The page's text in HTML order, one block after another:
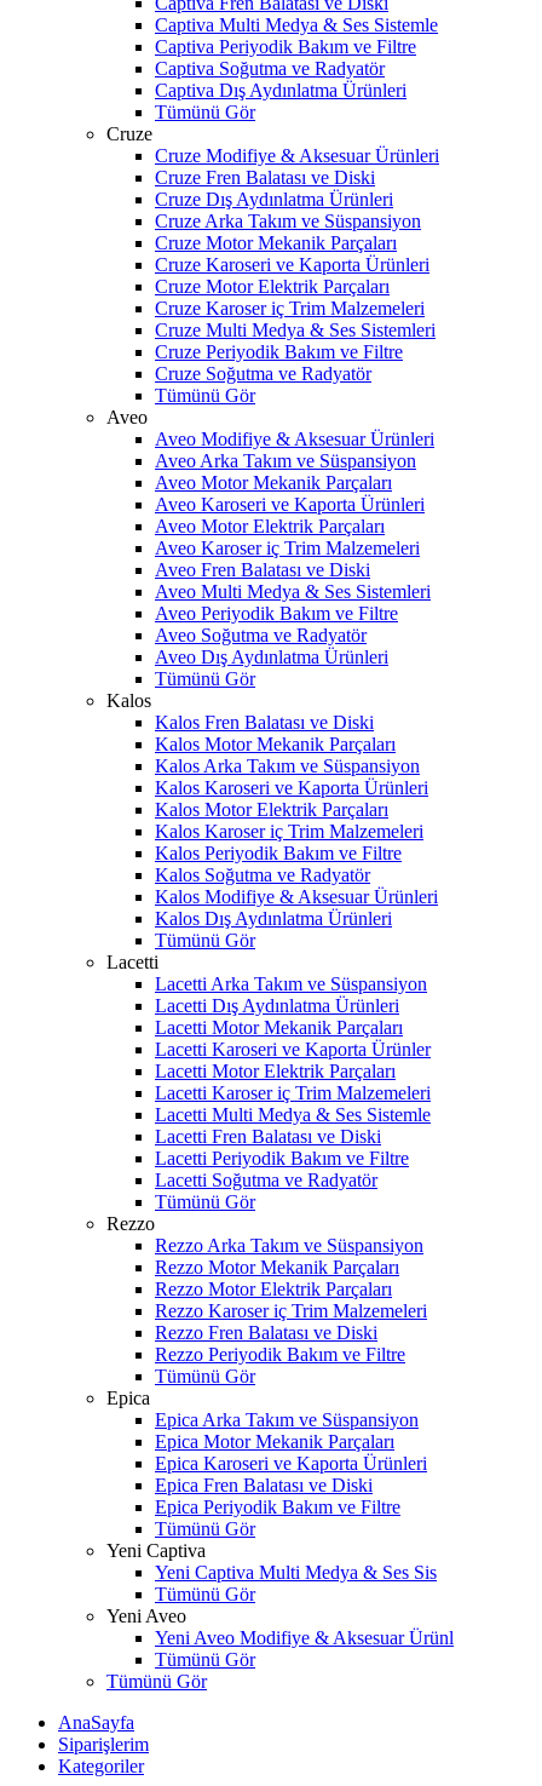
Captiva Multi Medya & Ses Sistemle
Captiva Periyodik Bakım ve Filtre
Captiva Soğutma ve Radyatör
Captiva Dış Aydınlatma Ürünleri
Tümünü Gör
Cruze
Cruze Modifiye & Aksesuar Ürünleri
Cruze Fren Balatası ve Diski
Cruze Dış Aydınlatma Ürünleri
Cruze Arka Takım ve Süspansiyon
Cruze Motor Mekanik Parçaları
Cruze Karoseri ve Kaporta Ürünleri
Cruze Motor Elektrik Parçaları
Cruze Karoser iç Trim Malzemeleri
Cruze Multi Medya & Ses Sistemleri
Cruze Periyodik Bakım ve Filtre
Cruze Soğutma ve Radyatör
Tümünü Gör
Aveo
Aveo Modifiye & Aksesuar Ürünleri
Aveo Arka Takım ve Süspansiyon
Aveo Motor Mekanik Parçaları
Aveo Karoseri ve Kaporta Ürünleri
Aveo Motor Elektrik Parçaları
Aveo Karoser iç Trim Malzemeleri
Aveo Fren Balatası ve Diski
Aveo Multi Medya & Ses Sistemleri
Aveo Periyodik Bakım ve Filtre
Aveo Soğutma ve Radyatör
Aveo Dış Aydınlatma Ürünleri
Tümünü Gör
Kalos
Kalos Fren Balatası ve Diski
Kalos Motor Mekanik Parçaları
Kalos Arka Takım ve Süspansiyon
Kalos Karoseri ve Kaporta Ürünleri
Kalos Motor Elektrik Parçaları
Kalos Karoser iç Trim Malzemeleri
Kalos Periyodik Bakım ve Filtre
Kalos Soğutma ve Radyatör
Kalos Modifiye & Aksesuar Ürünleri
Kalos Dış Aydınlatma Ürünleri
Tümünü Gör
Lacetti
Lacetti Arka Takım ve Süspansiyon
Lacetti Dış Aydınlatma Ürünleri
Lacetti Motor Mekanik Parçaları
Lacetti Karoseri ve Kaporta Ürünler
Lacetti Motor Elektrik Parçaları
Lacetti Karoser iç Trim Malzemeleri
Lacetti Multi Medya & Ses Sistemle
Lacetti Fren Balatası ve Diski
Lacetti Periyodik Bakım ve Filtre
Lacetti Soğutma ve Radyatör
Tümünü Gör
Rezzo
Rezzo Arka Takım ve Süspansiyon
Rezzo Motor Mekanik Parçaları
Rezzo Motor Elektrik Parçaları
Rezzo Karoser iç Trim Malzemeleri
Rezzo Fren Balatası ve Diski
Rezzo Periyodik Bakım ve Filtre
Tümünü Gör
Epica
Epica Arka Takım ve Süspansiyon
Epica Motor Mekanik Parçaları
Epica Karoseri ve Kaporta Ürünleri
Epica Fren Balatası ve Diski
Epica Periyodik Bakım ve Filtre
Tümünü Gör
Yeni Captiva
Yeni Captiva Multi Medya & Ses Sis
Tümünü Gör
Yeni Aveo
Yeni Aveo Modifiye & Aksesuar Ürünl
Tümünü Gör
Tümünü Gör
AnaSayfa
Siparişlerim
Kategoriler